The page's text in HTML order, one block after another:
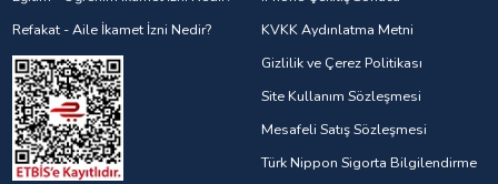
Refakat - Aile İkamet İzni Nedir?
KVKK Aydınlatma Metni
Gizlilik ve Çerez Politikası
Site Kullanım Sözleşmesi
Mesafeli Satış Sözleşmesi
Türk Nippon Sigorta Bilgilendirme